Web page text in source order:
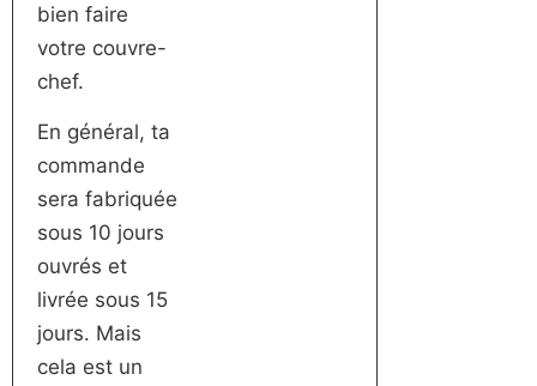
bien faire
votre couvre-
chef.
En général, ta
commande
sera fabriquée
sous 10 jours
ouvrés et
livrée sous 15
jours. Mais
cela est un